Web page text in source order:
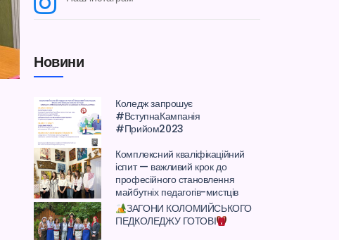
Новини
Коледж запрошує
#ВступнаКампанія
#Прийом2023
Комплексний кваліфікаційний
іспит — важливий крок до
професійного становлення
майбутніх педагогів-мистців
ЗАГОНИ КОЛОМИЙСЬКОГО
ПЕДКОЛЕДЖУ ГОТОВІ